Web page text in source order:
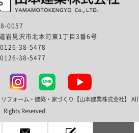
0057
岩見沢市北本町東1丁目3番6号
0126-38-5478
0126-38-5477
フォーム・建築・家づくり【山本建業株式会社】 All
Rights Reserved.